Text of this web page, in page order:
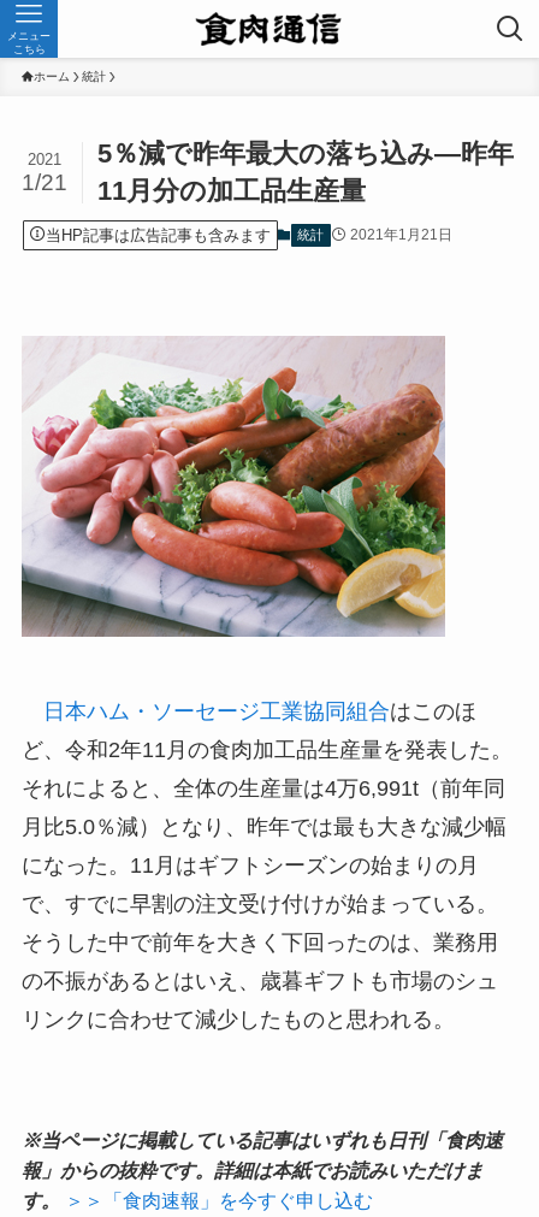
メニュー
こちら
ホーム 統計
5％減で昨年最大の落ち込み—昨年
11月分の加工品生産量
2021
1/21
当HP記事は広告記事も含みます 統計 2021年1月21日
日本ハム・ソーセージ工業協同組合はこのほ
ど、令和2年11月の食肉加工品生産量を発表した。
それによると、全体の生産量は4万6,991t（前年同
月比5.0％減）となり、昨年では最も大きな減少幅
になった。11月はギフトシーズンの始まりの月
で、すでに早割の注文受け付けが始まっている。
そうした中で前年を大きく下回ったのは、業務用
の不振があるとはいえ、歳暮ギフトも市場のシュ
リンクに合わせて減少したものと思われる。
※当ページに掲載している記事はいずれも日刊「食肉速
報」からの抜粋です。詳細は本紙でお読みいただけま
す。
＞＞「食肉速報」を今すぐ申し込む